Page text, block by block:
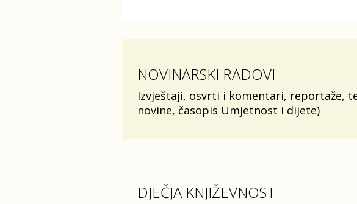
NOVINARSKI RADOVI
Izvještaji, osvrti i komentari, reportaže,
novine, časopis Umjetnost i dijete)
DJEČJA KNJIŽEVNOST